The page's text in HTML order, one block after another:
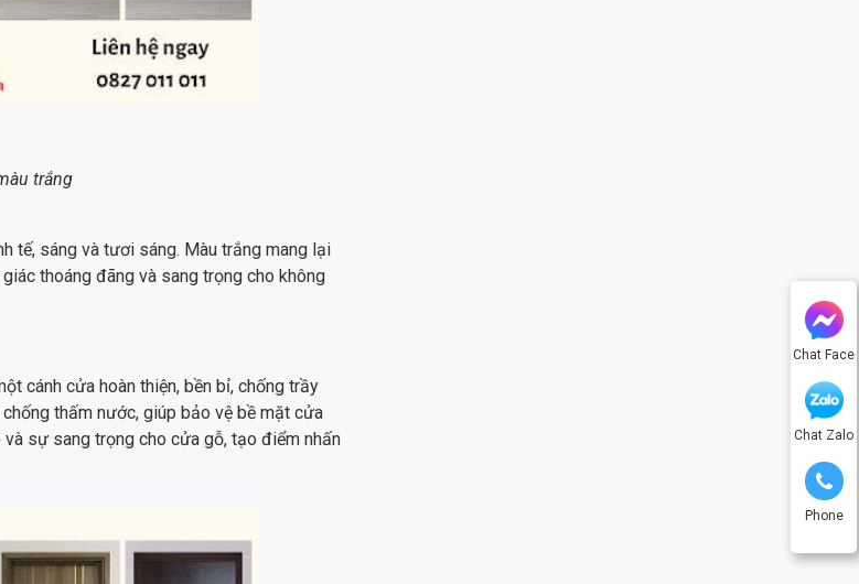
Chat Face
Chat Zalo
Phone
trắng
tế, sáng và tươi sáng. Màu trắng mang lại
thoáng đãng và sang trọng cho không
cánh cửa hoàn thiện, bền bỉ, chống trầy
thấm nước, giúp bảo vệ bề mặt cửa
sự sang trọng cho cửa gỗ, tạo điểm nhấn